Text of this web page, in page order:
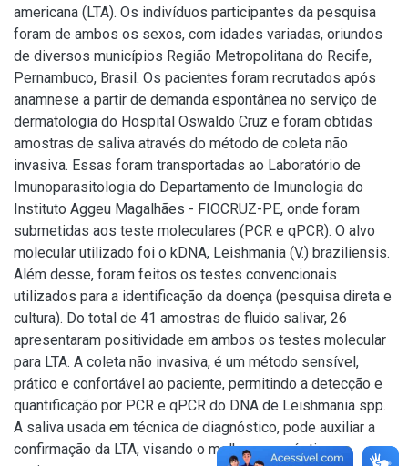
americana (LTA). Os indivíduos participantes da pesquisa
foram de ambos os sexos, com idades variadas, oriundos
de diversos municípios Região Metropolitana do Recife,
Pernambuco, Brasil. Os pacientes foram recrutados após
anamnese a partir de demanda espontânea no serviço de
dermatologia do Hospital Oswaldo Cruz e foram obtidas
amostras de saliva através do método de coleta não
invasiva. Essas foram transportadas ao Laboratório de
Imunoparasitologia do Departamento de Imunologia do
Instituto Aggeu Magalhães - FIOCRUZ-PE, onde foram
submetidas aos teste moleculares (PCR e qPCR). O alvo
molecular utilizado foi o kDNA, Leishmania (V.) braziliensis.
Além desse, foram feitos os testes convencionais
utilizados para a identificação da doença (pesquisa direta e
cultura). Do total de 41 amostras de fluido salivar, 26
apresentaram positividade em ambos os testes molecular
para LTA. A coleta não invasiva, é um método sensível,
prático e confortável ao paciente, permitindo a detecção e
quantificação por PCR e qPCR do DNA de Leishmania spp.
A saliva usada em técnica de diagnóstico, pode auxiliar a
confirmação da LTA, visando o melhor prognóstico ao